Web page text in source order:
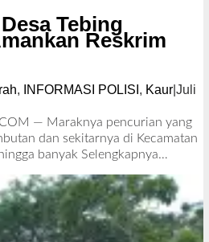
Tebing
Reskrim
, INFORMASI POLISI , Kaur| Juli
— Maraknya pencurian yang
dan sekitarnya di Kecamatan
banyak Selengkapnya…